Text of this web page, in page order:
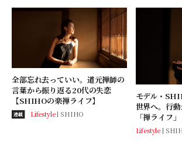
全部忘れ去っていい。道元禅師の
言葉から振り返る20代の失恋
【SHIHOの楽禅ライフ】
連載 Lifestyle SHIHO
モデル・
世界へ。行
「禅ライフ」
Lifestyle